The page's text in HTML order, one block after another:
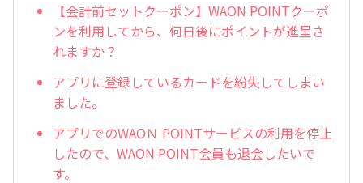
【会計前セットクーポン】WAON POINTクーポ
ンを利用してから、何日後にポイントが進呈さ
れますか？
アプリに登録しているカードを紛失してしまい
ました。
アプリでのWAOＮ POINTサービスの利用を停止
したので、WAON POINT会員も退会したいで
す。